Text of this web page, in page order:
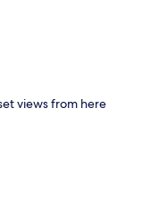
views from here